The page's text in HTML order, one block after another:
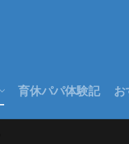
育休パパ体験記 お